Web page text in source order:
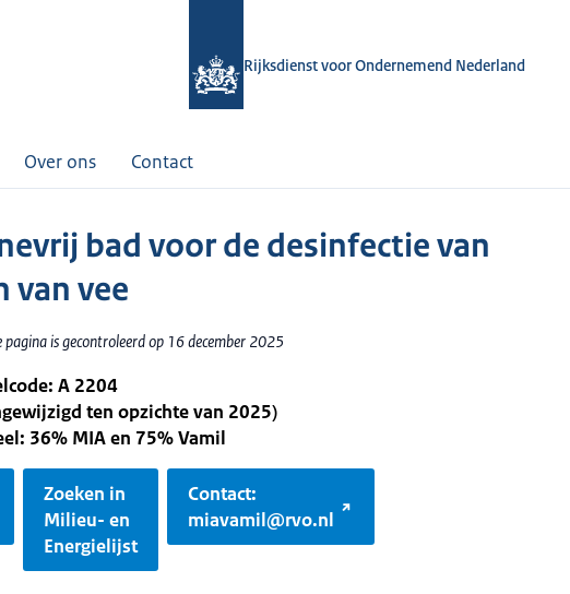
Rijksdienst voor Ondernemend Nederland
Over ons Contact
bad voor de desinfectie van
van vee
pagina is gecontroleerd op 16 december 2025
A 2204
ten opzichte van 2025)
36% MIA en 75% Vamil
Zoeken in
Milieu- en
Energielijst
Contact:
miavamil@rvo.nl